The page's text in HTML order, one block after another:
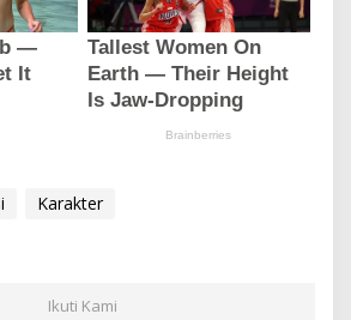
Karakter
Ikuti Kami